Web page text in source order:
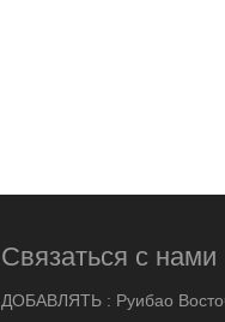
Связаться с нами
ДОБАВЛЯТЬ : Руибао